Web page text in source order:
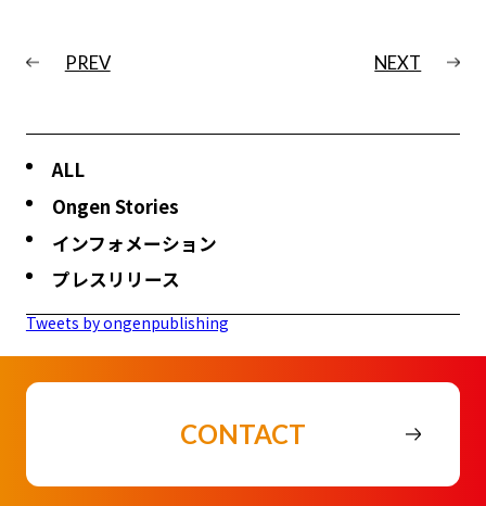
PREV NEXT
ALL
Ongen Stories
インフォメーション
プレスリリース
Tweets by ongenpublishing
CONTACT